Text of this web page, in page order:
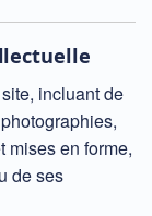
incluant de
mises en forme,
de ses